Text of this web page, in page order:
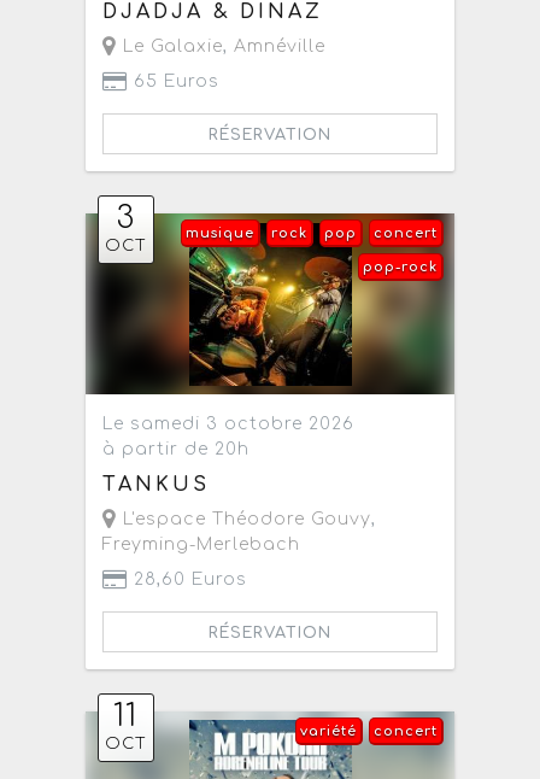
DJADJA & DINAZ
Le Galaxie, Amnéville
65 Euros
RÉSERVATION
3
OCT
concert
pop
rock
musique
pop-rock
Le samedi 3 octobre 2026
à partir de 20h
TANKUS
L'espace Théodore Gouvy,
Freyming-Merlebach
28,60 Euros
RÉSERVATION
11
OCT
concert
variété